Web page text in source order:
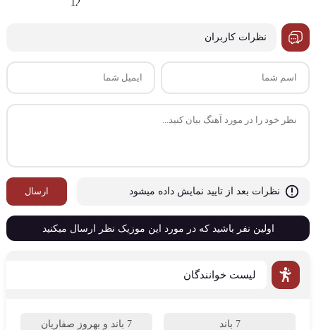
نظرات کاربران
نظرات بعد از تایید نمایش داده میشود ارسال
اولین نفر باشید که در مورد این موزیک نظر ارسال میکنید
لیست خوانندگان
7 باند 7 باند و بهروز صفاریان